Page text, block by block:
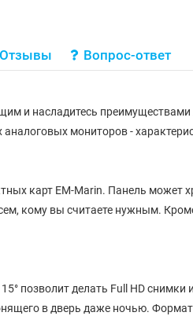
Отзывы Вопрос-ответ
и насладитесь
мониторов -
карт EM-Marin. Панель
кому вы считаете нужным.
позволит делать Full HD
в дверь даже ночью. Формат